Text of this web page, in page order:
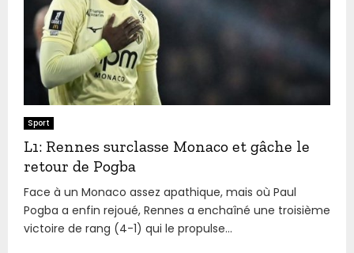
Sport
L1: Rennes surclasse Monaco et gâche le
retour de Pogba
Face à un Monaco assez apathique, mais où Paul
Pogba a enfin rejoué, Rennes a enchaîné une troisième
victoire de rang (4-1) qui le propulse...